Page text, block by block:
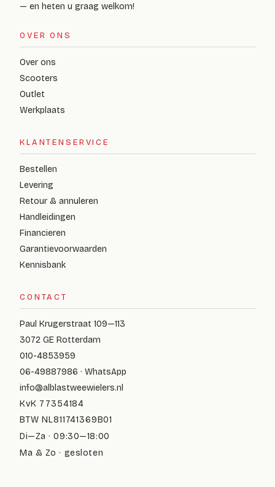
— en heten u graag welkom!
OVER ONS
Over ons
Scooters
Outlet
Werkplaats
KLANTENSERVICE
Bestellen
Levering
Retour & annuleren
Handleidingen
Financieren
Garantievoorwaarden
Kennisbank
CONTACT
Paul Krugerstraat 109—113
3072 GE Rotterdam
010-4853959
06-49887986 · WhatsApp
info@alblastweewielers.nl
KvK 77354184
BTW NL811741369B01
Di—Za · 09:30—18:00
Ma & Zo · gesloten